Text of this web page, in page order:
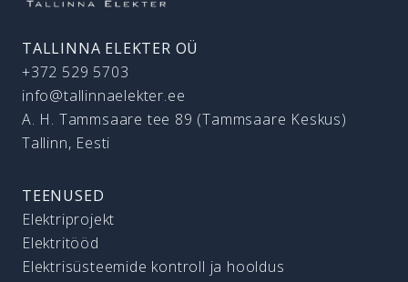
TALLINNA ELEKTER OÜ
+372 529 5703
info@tallinnaelekter.ee
A. H. Tammsaare tee 89 (Tammsaare Keskus)
Tallinn, Eesti
TEENUSED
Elektriprojekt
Elektritööd
Elektrisüsteemide kontroll ja hooldus